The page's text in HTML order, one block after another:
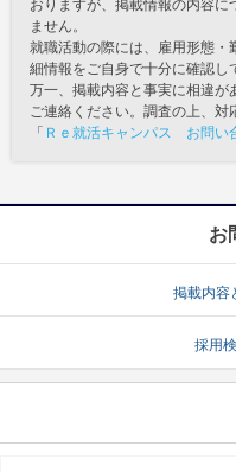
おりますが、掲載情報の内容に
ません。
就職活動の際には、雇用形態・
細情報をご自身で十分に確認し
万一、掲載内容と事実に相違が
ご連絡ください。調査の上、対
「 Ｒｅ就活キャンパス お問い
お
掲載内容
採用